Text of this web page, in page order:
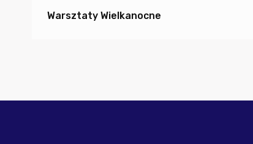
Warsztaty Wielkanocne